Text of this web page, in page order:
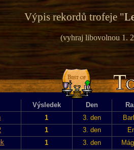
Výpis rekordů trofeje "
(vyhraj libovolnou 1.
Výsledek Den
1 3. den
1 3. den
1 3. den